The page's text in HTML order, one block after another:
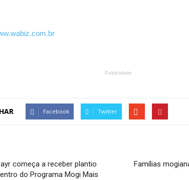
Publicidade
Facebook Twitter
começa a receber plantio
do Programa Mogi Mais
Famílias